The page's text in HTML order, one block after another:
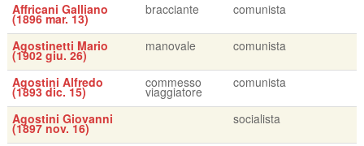
Affricani Galliano
(1896 mar. 13)
bracciante comunista
Agostinetti Mario
(1902 giu. 26)
manovale comunista
Agostini Alfredo
(1893 dic. 15)
commesso
viaggiatore
comunista
Agostini Giovanni
(1897 nov. 16)
socialista